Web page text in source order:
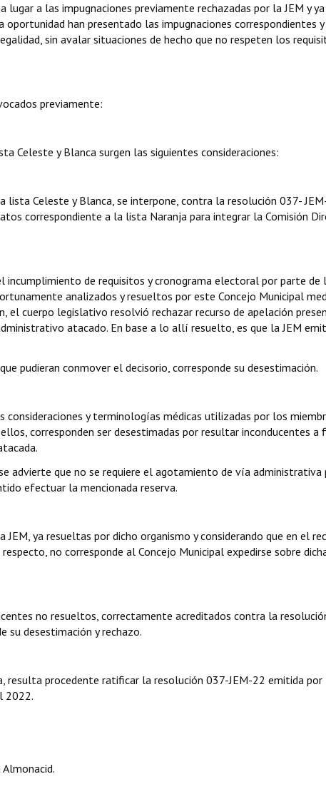
a las impugnaciones previamente rechazadas por la JEM y ya
han presentado las impugnaciones correspondientes y
sin avalar situaciones de hecho que no respeten los
previamente:
Celeste y Blanca surgen las siguientes consideraciones:
Celeste y Blanca, se interpone, contra la resolución 037-
correspondiente a la lista Naranja para integrar la Comisión
de requisitos y cronograma electoral por parte de
analizados y resueltos por este Concejo Municipal
el cuerpo legislativo resolvió rechazar recurso de apelación
atacado. En base a lo allí resuelto, es que la JEM
pudieran conmover el decisorio, corresponde su desestimación.
y terminologías médicas utilizadas por los
corresponden ser desestimadas por resultar inconducentes a
advierte que no se requiere el agotamiento de vía administrativa
efectuar la mencionada reserva.
ya resueltas por dicho organismo y considerando que en el
no corresponde al Concejo Municipal expedirse sobre
no resueltos, correctamente acreditados contra la
su desestimación y rechazo.
resulta procedente ratificar la resolución 037-JEM-22 emitida por
2022.